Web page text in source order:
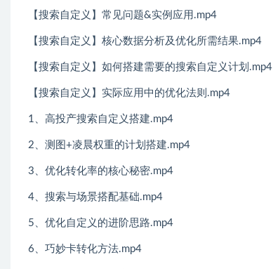
【搜索自定义】常见问题&实例应用.mp4
【搜索自定义】核心数据分析及优化所需结果.mp4
【搜索自定义】如何搭建需要的搜索自定义计划.mp4
【搜索自定义】实际应用中的优化法则.mp4
1、高投产搜索自定义搭建.mp4
2、测图+凌晨权重的计划搭建.mp4
3、优化转化率的核心秘密.mp4
4、搜索与场景搭配基础.mp4
5、优化自定义的进阶思路.mp4
6、巧妙卡转化方法.mp4